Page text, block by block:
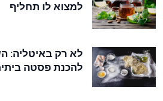
למצוא לו תחליף
לא רק באיטליה:
להכנת פסטה